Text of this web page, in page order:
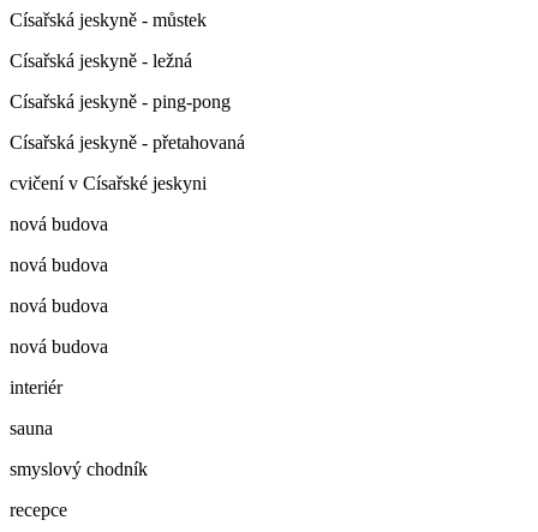
Císařská jeskyně - můstek
Císařská jeskyně - ležná
Císařská jeskyně - ping-pong
Císařská jeskyně - přetahovaná
cvičení v Císařské jeskyni
nová budova
nová budova
nová budova
nová budova
interiér
sauna
smyslový chodník
recepce